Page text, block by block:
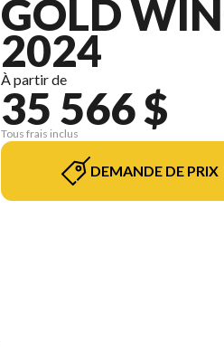
GOLD
2024
À partir de
35 566 $
Tous frais inclus
DEMANDE DE PRIX